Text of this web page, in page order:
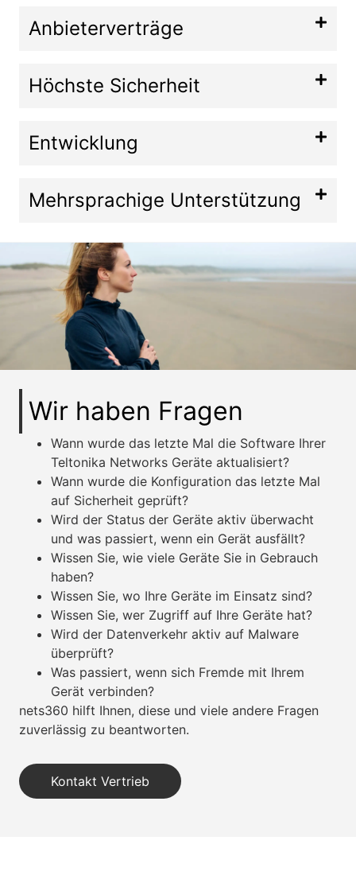
Anbieterverträge
Höchste Sicherheit
Entwicklung
Mehrsprachige Unterstützung
Wir haben Fragen
Wann wurde das letzte Mal die Software Ihrer
Teltonika Networks Geräte aktualisiert?
Wann wurde die Konfiguration das letzte Mal
auf Sicherheit geprüft?
Wird der Status der Geräte aktiv überwacht
und was passiert, wenn ein Gerät ausfällt?
Wissen Sie, wie viele Geräte Sie in Gebrauch
haben?
Wissen Sie, wo Ihre Geräte im Einsatz sind?
Wissen Sie, wer Zugriff auf Ihre Geräte hat?
Wird der Datenverkehr aktiv auf Malware
überprüft?
Was passiert, wenn sich Fremde mit Ihrem
Gerät verbinden?
nets360 hilft Ihnen, diese und viele andere Fragen
zuverlässig zu beantworten.
Kontakt Vertrieb